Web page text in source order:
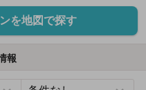
を地図で探す
報